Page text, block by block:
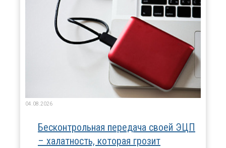
04.08.2026
Бесконтрольная передача своей ЭЦП
– халатность, которая грозит